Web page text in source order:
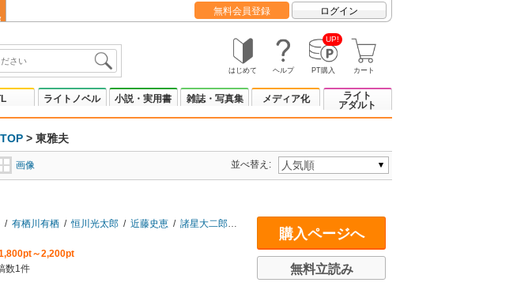
無料会員登録 ログイン
はじめて ヘルプ
UP!
PT購入 カート
ライトノベル 小説・実用書 雑誌・写真集 メディア化
ライト
アダルト
> 東雅夫
画像 並べ替え:
/ 有栖川有栖 / 恒川光太郎 / 近藤史恵 / 諸星大二郎 / 押切蓮介
～2,200pt
数1件
購入ページへ
無料立読み